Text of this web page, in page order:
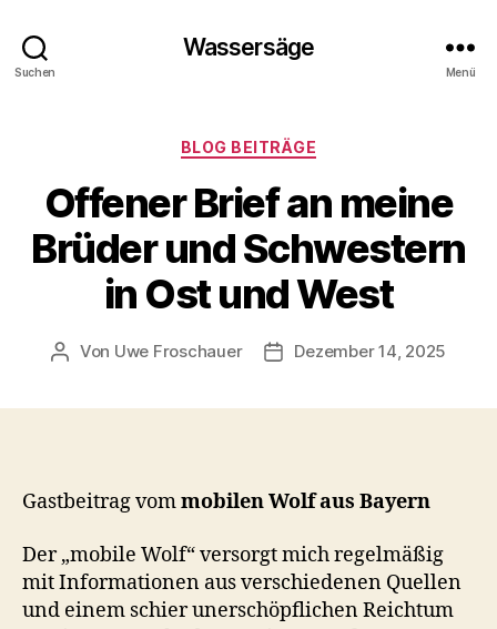
Suchen
Wassersäge
Menü
Kategorien
BLOG BEITRÄGE
Offener Brief an meine
Brüder und Schwestern
in Ost und West
Beitragsautor
Von Uwe Froschauer Beitragsdatum
Dezember 14, 2025
Gastbeitrag vommobilen Wolf aus Bayern
Der „mobile Wolf“ versorgt mich regelmäßig
mit Informationen aus verschiedenen Quellen
und einem schier unerschöpflichen Reichtum